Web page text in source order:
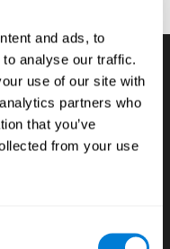
and ads, to
analyse our traffic.
use of our site with
partners who
that you’ve
from your use
nas